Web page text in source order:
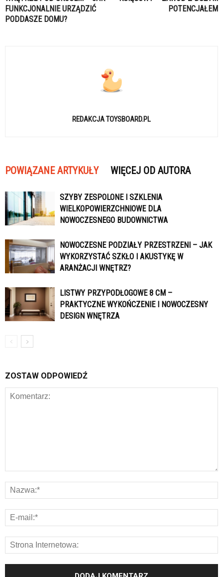
FUNKCJONALNIE URZĄDZIĆ
PODDASZE DOMU?
POTENCJAŁEM
REDAKCJA TOYSBOARD.PL
POWIĄZANE ARTYKUŁY WIĘCEJ OD AUTORA
SZYBY ZESPOLONE I SZKLENIA
WIELKOPOWIERZCHNIOWE DLA
NOWOCZESNEGO BUDOWNICTWA
NOWOCZESNE PODZIAŁY PRZESTRZENI – JAK
WYKORZYSTAĆ SZKŁO I AKUSTYKĘ W
ARANŻACJI WNĘTRZ?
LISTWY PRZYPODŁOGOWE 8 CM –
PRAKTYCZNE WYKOŃCZENIE I NOWOCZESNY
DESIGN WNĘTRZA
ZOSTAW ODPOWIEDŹ